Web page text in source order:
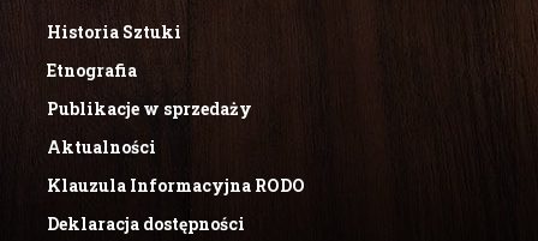
Historia Sztuki
Etnografia
Publikacje w sprzedaży
Aktualności
Klauzula Informacyjna RODO
Deklaracja dostępności